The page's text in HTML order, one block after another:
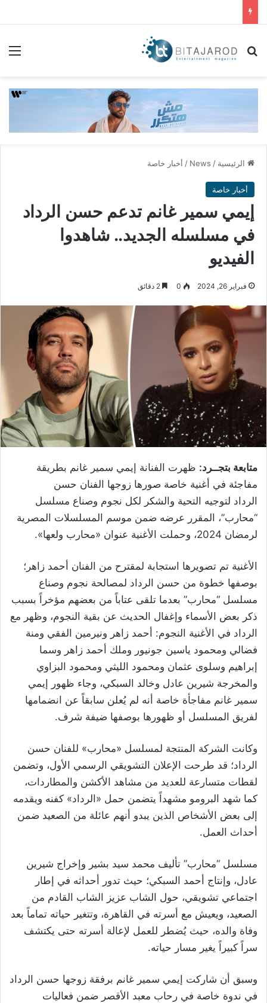
بحث عن
الرئيسية /
News
/ أخبار خاصة
أخبار خاصة
إيمي سمير غانم تدعم حسن الرداد
في مسلسله الجديد.. شاهدوا
الفيديو
فبراير 26, 2024 0
متابعة بتجــرد: ظهرت الفنانة إيمي سمير غانم بطريقة
مفاجئة في أغنية خاصة صورها زوجها الفنان حسن
الرداد لتوجيه التحية والشكر لكل نجوم وصناع مسلسل
“محارب”، المقرر عرضه ضمن موسم المسلسلات المصرية
لرمضان 2024، وحملت الأغنية عنوان «محارب ولعها».
الأغنية تم تصويرها استجابة لمقترح من الفنان أحمد زاهر؛
بوصفها خطوة من حسن الرداد لمصالحة نجوم وصناع
مسلسل “محارب” بعدما تلقى عتاباً من بعضهم مؤخراً بسبب
ذكر بعض الأسماء وإغفال الحديث عن بقية النجوم، وظهر مع
الرداد في الأغنية النجوم: أحمد زاهر ونيرمين الفقي ومنة
فضالي ومحمود ياسين جونيور وملك أحمد زاهر وسما
إبراهيم وسلوى عثمان ومحمود الليثي ومحمود البزاوي
والمخرجة شيرين عادل وخالد السبكي، وجاء ظهور إيمي
سمير غانم مفاجأة خاصة أنه لم يُعلن سابقاً عن انضمامها
لفريق المسلسل أو ظهورها بوصفها ضيفة شرف.
وكانت الشركة المنتجة لمسلسل «محارب» للفنان حسن
الرداد؛ قد طرحت الإعلان التشويقي الرسمي الأول، وتضمن
لقطات متسارعة للعديد من مشاهد الأكشن والمطاردات،
كما شهد البرومو مشهداً يتضمن حمل «الرداد» كفنه ويقدمه
إلى بعض الأشخاص الذين يبدو أنهم عائلة من الصعيد ضمن
أحداث العمل.
مسلسل “محارب” تأليف محمد سيد بشير وإخراج شيرين
عادل، وإنتاج أحمد السبكي؛ حيث تدور أحداثه في إطار
اجتماعي تشويقي، حول الشاب عزيز الشاب القادم من
الصعيد، ويعيش مع أسرته في القاهرة، وتتغير حياته تماماً بعد
وفاة والده، حيث يُضطر للعمل لإعالة أسرته حتى يكتشف
سراً كبيراً يغير مسار حياته.
وسبق أن شاركت إيمي سمير غانم برفقة زوجها حسن الرداد
في ندوة خاصة في رحاب معبد الأقصر ضمن فعاليات